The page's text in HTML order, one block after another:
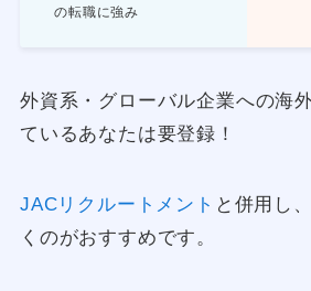
の転職に強み
外資系・グローバル企業への海
ているあなたは要登録！
JACリクルートメント と併用し
くのがおすすめです。